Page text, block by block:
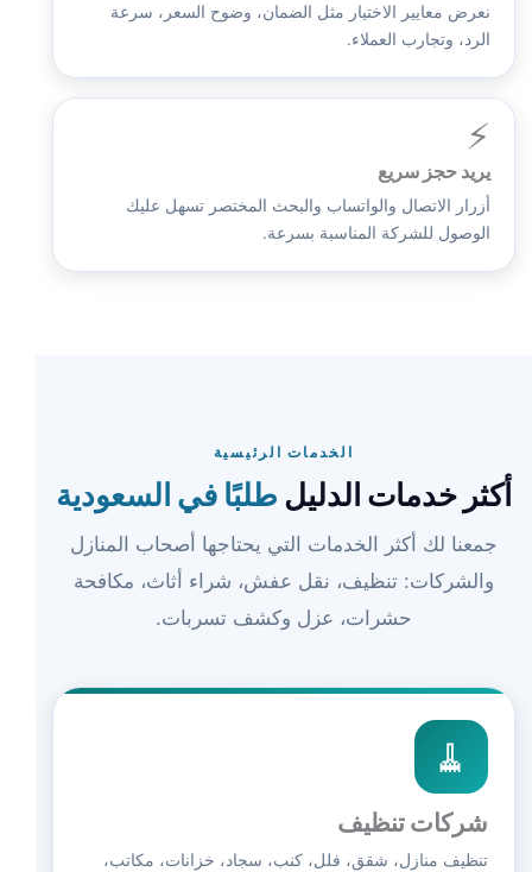
نعرض معايير الاختيار مثل الضمان، وضوح السعر، سرعة
الرد، وتجارب العملاء.
⚡
يريد حجز سريع
أزرار الاتصال والواتساب والبحث المختصر تسهل عليك
الوصول للشركة المناسبة بسرعة.
الخدمات الرئيسية
أكثر خدمات الدليل طلبًا في السعودية
جمعنا لك أكثر الخدمات التي يحتاجها أصحاب المنازل
والشركات: تنظيف، نقل عفش، شراء أثاث، مكافحة
حشرات، عزل وكشف تسربات.
🧹
شركات تنظيف
تنظيف منازل، شقق، فلل، كنب، سجاد، خزانات، مكاتب،